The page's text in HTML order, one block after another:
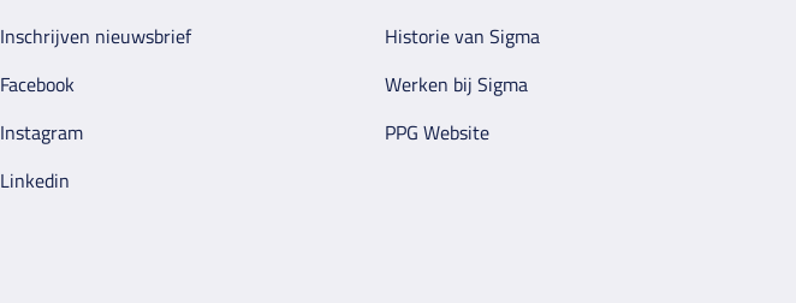
Inschrijven nieuwsbrief
Facebook
Instagram
Linkedin
Historie van Sigma
Werken bij Sigma
PPG Website